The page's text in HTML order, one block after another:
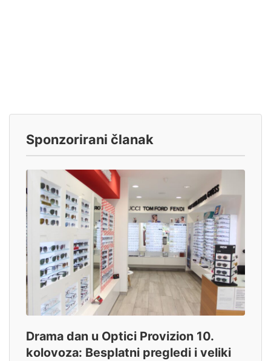
Sponzorirani članak
Drama dan u Optici Provizion 10.
kolovoza: Besplatni pregledi i veliki